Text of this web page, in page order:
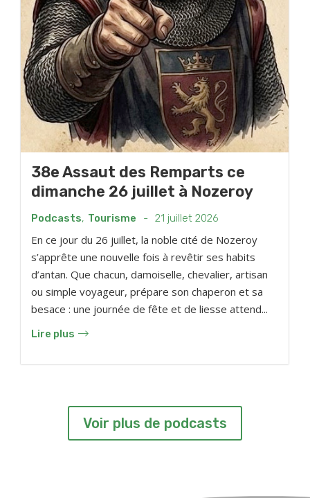
38e Assaut des Remparts ce
dimanche 26 juillet à Nozeroy
Podcasts, Tourisme - 21 juillet 2026
En ce jour du 26 juillet, la noble cité de Nozeroy
s’apprête une nouvelle fois à revêtir ses habits
d’antan. Que chacun, damoiselle, chevalier, artisan
ou simple voyageur, prépare son chaperon et sa
besace : une journée de fête et de liesse attend...
Lire plus
Voir plus de podcasts